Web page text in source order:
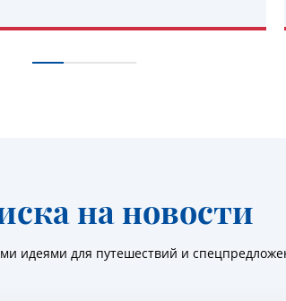
УЗНАТЬ ПОДРОБНЕЕ
на новости
идеями для путешествий и